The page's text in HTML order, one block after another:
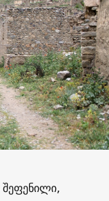
შეფენილი,